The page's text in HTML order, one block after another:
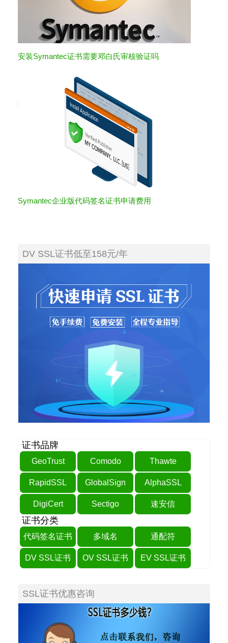
安装Symantec证书需要邓白氏审核验证吗
Symantec企业版代码签名证书申请费用
DV SSL证书低至158元/年
证书品牌
GeoTrust Comodo Thawte
RapidSSL GlobalSign AlphaSSL
DigiCert Sectigo 速安信
证书分类
代码签名证书 多域名 通配符
DV SSL证书 OV SSL证书 EV SSL证书
SSL证书优惠咨询